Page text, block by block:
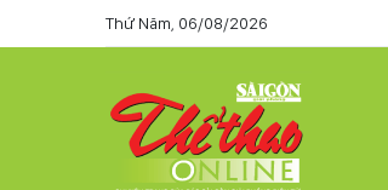
Thứ Năm, 06/08/2026